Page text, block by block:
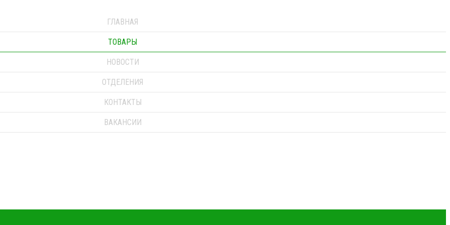
ГЛАВНАЯ
ТОВАРЫ
НОВОСТИ
ОТДЕЛЕНИЯ
КОНТАКТЫ
ВАКАНСИИ